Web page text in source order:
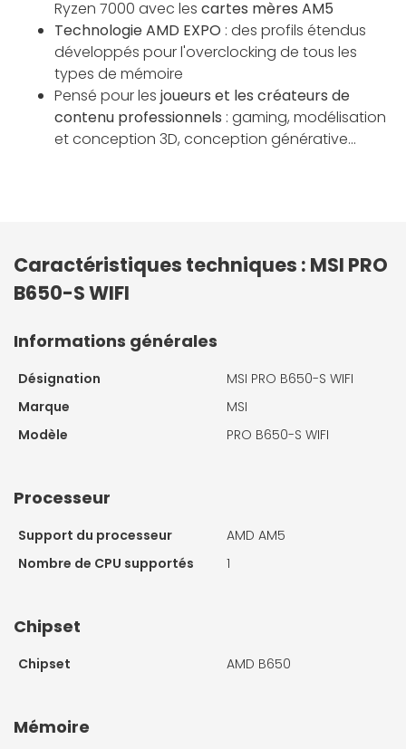
Ryzen 7000 avec les cartes mères AM5
Technologie AMD EXPO : des profils étendus
développés pour l'overclocking de tous les
types de mémoire
Pensé pour les joueurs et les créateurs de
contenu professionnels : gaming, modélisation
et conception 3D, conception générative...
Caractéristiques techniques : MSI PRO
B650-S WIFI
Informations générales
Désignation
MSI PRO B650-S WIFI
Marque
MSI
Modèle
PRO B650-S WIFI
Processeur
Support du processeur
AMD AM5
Nombre de CPU supportés
1
Chipset
Chipset AMD B650
Mémoire